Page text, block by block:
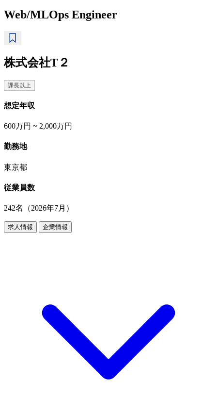
Web/MLOps Engineer
株式会社T２
課長以上
想定年収
600万円 ~ 2,000万円
勤務地
東京都
従業員数
242名（2026年7月）
求人情報 企業情報